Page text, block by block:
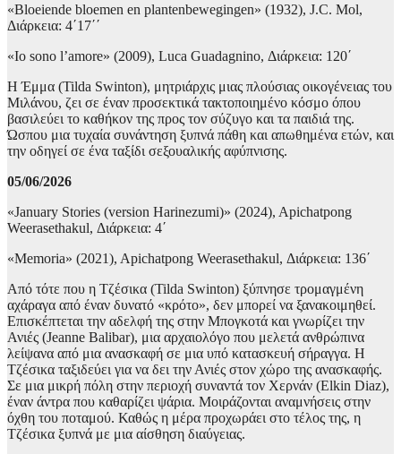
«Bloeiende bloemen en plantenbewegingen» (1932), J.C. Mol,
Διάρκεια: 4΄17΄΄
«Io sono l’amore» (2009), Luca Guadagnino, Διάρκεια: 120΄
Η Έμμα (Tilda Swinton), μητριάρχις μιας πλούσιας οικογένειας του
Μιλάνου, ζει σε έναν προσεκτικά τακτοποιημένο κόσμο όπου
βασιλεύει το καθήκον της προς τον σύζυγο και τα παιδιά της.
Ώσπου μια τυχαία συνάντηση ξυπνά πάθη και απωθημένα ετών, και
την οδηγεί σε ένα ταξίδι σεξουαλικής αφύπνισης.
05/06/2026
«January Stories (version Harinezumi)» (2024), Apichatpong
Weerasethakul, Διάρκεια: 4΄
«Memoria» (2021), Apichatpong Weerasethakul, Διάρκεια: 136΄
Από τότε που η Τζέσικα (Tilda Swinton) ξύπνησε τρομαγμένη
αχάραγα από έναν δυνατό «κρότο», δεν μπορεί να ξανακοιμηθεί.
Επισκέπτεται την αδελφή της στην Μπογκοτά και γνωρίζει την
Ανιές (Jeanne Balibar), μια αρχαιολόγο που μελετά ανθρώπινα
λείψανα από μια ανασκαφή σε μια υπό κατασκευή σήραγγα. Η
Τζέσικα ταξιδεύει για να δει την Ανιές στον χώρο της ανασκαφής.
Σε μια μικρή πόλη στην περιοχή συναντά τον Χερνάν (Elkin Diaz),
έναν άντρα που καθαρίζει ψάρια. Μοιράζονται αναμνήσεις στην
όχθη του ποταμού. Καθώς η μέρα προχωράει στο τέλος της, η
Τζέσικα ξυπνά με μια αίσθηση διαύγειας.